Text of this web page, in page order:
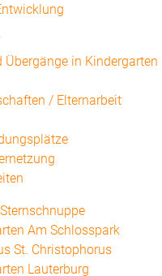
in Kindergarten
/ Elternarbeit
Am Schlosspark
St. Christophorus
Lauterburg